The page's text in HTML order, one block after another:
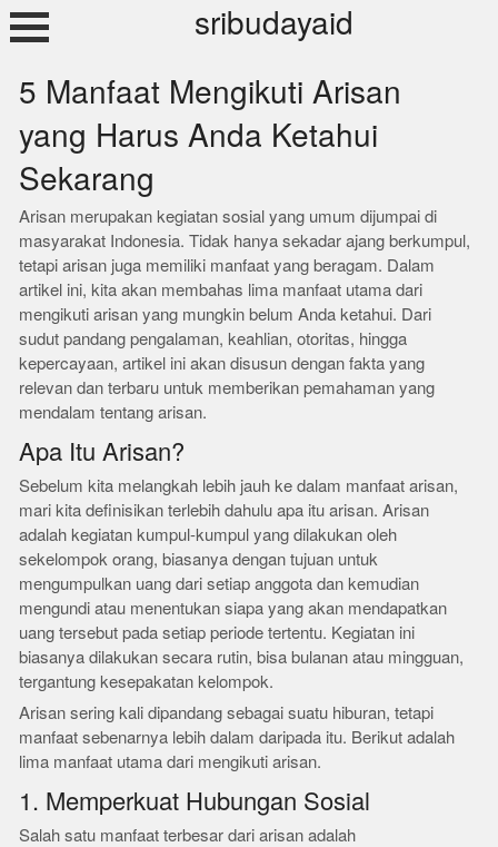
Skip
to
sribudayaid
5 Manfaat Mengikuti Arisan
yang Harus Anda Ketahui
Sekarang
Arisan merupakan kegiatan sosial yang umum dijumpai di
masyarakat Indonesia. Tidak hanya sekadar ajang berkumpul,
tetapi arisan juga memiliki manfaat yang beragam. Dalam
artikel ini, kita akan membahas lima manfaat utama dari
mengikuti arisan yang mungkin belum Anda ketahui. Dari
sudut pandang pengalaman, keahlian, otoritas, hingga
kepercayaan, artikel ini akan disusun dengan fakta yang
relevan dan terbaru untuk memberikan pemahaman yang
mendalam tentang arisan.
Apa Itu Arisan?
Sebelum kita melangkah lebih jauh ke dalam manfaat arisan,
mari kita definisikan terlebih dahulu apa itu arisan. Arisan
adalah kegiatan kumpul-kumpul yang dilakukan oleh
sekelompok orang, biasanya dengan tujuan untuk
mengumpulkan uang dari setiap anggota dan kemudian
mengundi atau menentukan siapa yang akan mendapatkan
uang tersebut pada setiap periode tertentu. Kegiatan ini
biasanya dilakukan secara rutin, bisa bulanan atau mingguan,
tergantung kesepakatan kelompok.
Arisan sering kali dipandang sebagai suatu hiburan, tetapi
manfaat sebenarnya lebih dalam daripada itu. Berikut adalah
lima manfaat utama dari mengikuti arisan.
1. Memperkuat Hubungan Sosial
Salah satu manfaat terbesar dari arisan adalah